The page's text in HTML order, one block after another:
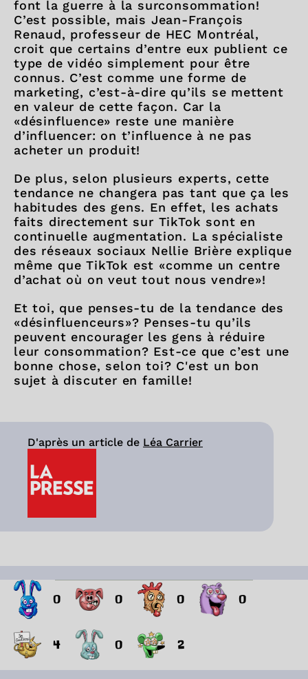
font la guerre à la surconsommation!
C’est possible, mais Jean-François
Renaud, professeur de HEC Montréal,
croit que certains d’entre eux publient ce
type de vidéo simplement pour être
connus. C’est comme une forme de
marketing, c’est-à-dire qu’ils se mettent
en valeur de cette façon. Car la
«désinfluence» reste une manière
d’influencer: on t’influence à ne pas
acheter un produit!
De plus, selon plusieurs experts, cette
tendance ne changera pas tant que ça les
habitudes des gens. En effet, les achats
faits directement sur TikTok sont en
continuelle augmentation. La spécialiste
des réseaux sociaux Nellie Brière explique
même que TikTok est «comme un centre
d’achat où on veut tout nous vendre»!
Et toi, que penses-tu de la tendance des
«désinfluenceurs»? Penses-tu qu’ils
peuvent encourager les gens à réduire
leur consommation? Est-ce que c’est une
bonne chose, selon toi? C'est un bon
sujet à discuter en famille!
D'après un article de Léa Carrier
0 0 0 0
4 0 2